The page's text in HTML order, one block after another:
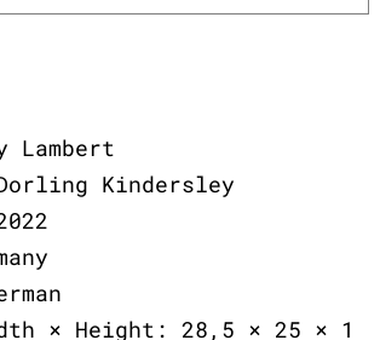
Lambert
Kindersley
× Height: 28,5 × 25 × 1